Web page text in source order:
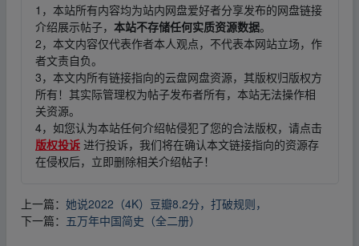
1，本站所有内容均为站内网盘爱好者分享发布的网盘链接
介绍展示帖子， 本站不存储任何实质资源数据。
2，本文内容仅代表作者本人观点，不代表本网站立场，作
者文责自负。
3，本文内所有链接指向的云盘网盘资源，其版权归版权方
所有！其实际管理权为帖子发布者所有，本站无法操作相
关资源。
4，如您认为本站任何介绍帖侵犯了您的合法版权，请点击
版权投诉 进行投诉，我们将在确认本文链接指向的资源存
在侵权后，立即删除相关介绍帖子！
上一篇： 她说2022（4K）豆瓣8.2分，打破规则，
下一篇： 五万年中国简史（全二册）